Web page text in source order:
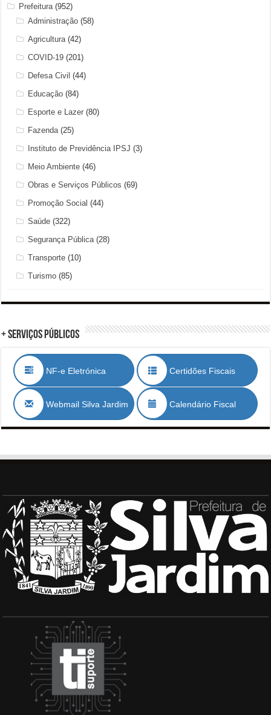
Prefeitura (952)
Administração (58)
Agricultura (42)
COVID-19 (201)
Defesa Civil (44)
Educação (84)
Esporte e Lazer (80)
Fazenda (25)
Instituto de Previdência IPSJ (3)
Meio Ambiente (46)
Obras e Serviços Públicos (69)
Promoção Social (44)
Saúde (322)
Segurança Pública (28)
Transporte (10)
Turismo (85)
+ Serviços Públicos
NF-e Eletrónica Certidões Fiscais
Webmail Silva Jardim Calendário Fiscal